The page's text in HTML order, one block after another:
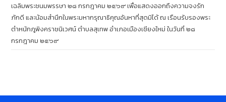
เฉลิมพระชนมพรรษา ๒๘ กรกฎาคม ๒๕๖๙ เพื่อแสดงออกถึงความจงรัก
ภักดี และน้อมสำนึกในพระมหากรุณาธิคุณอันหาที่สุดมิได้ ณ เรือนรับรองพระ
ตำหนักภูพิงคราชนิเวศน์ ตำบลสุเทพ อำเภอเมืองเชียงใหม่ ในวันที่ ๒๘
กรกฎาคม ๒๕๖๙